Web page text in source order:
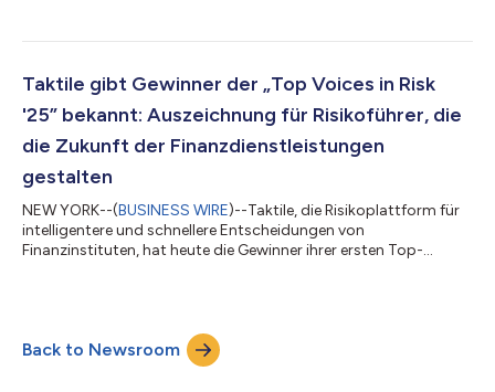
Kreditvergabeteams durch manuelle Dokumentenprüfungen,
Mit den anpassbaren KI-Agenten von Taktile können KMU-
Kreditgeber nun fünfmal mehr Kredite bearbeiten, ohne
zusätzliche...
Taktile gibt Gewinner der „Top Voices in Risk
'25” bekannt: Auszeichnung für Risikoführer, die
die Zukunft der Finanzdienstleistungen
gestalten
NEW YORK--(BUSINESS WIRE)--Taktile, die Risikoplattform für
intelligentere und schnellere Entscheidungen von
Finanzinstituten, hat heute die Gewinner ihrer ersten Top-
Monaten hat Taktile Nominierungen aus der gesamten globalen
Finanzgemeinschaft eingeholt und so eine vielfältige Auswahl an
Kandidaten aus verschiedenen Branchen,...
Back to Newsroom